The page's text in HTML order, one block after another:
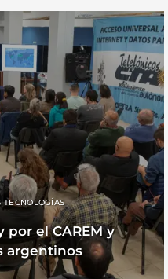
por el CAREM y
argentinos
TECNOLOGÍAS